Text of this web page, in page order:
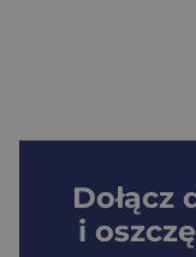
Dołącz
i